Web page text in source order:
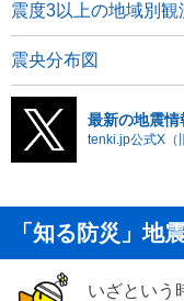
震度3以上の地域別観
震央分布図
最新の地震情
tenki.jp公式X（
「知る防災」地
いざという